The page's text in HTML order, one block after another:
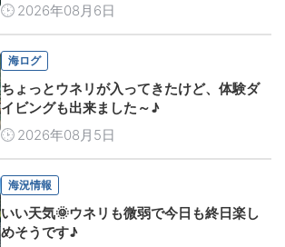
2026年08月6日
海ログ
ちょっとウネリが入ってきたけど、体験ダ
イビングも出来ました～♪
2026年08月5日
海況情報
いい天気🌞ウネリも微弱で今日も終日楽し
めそうです♪